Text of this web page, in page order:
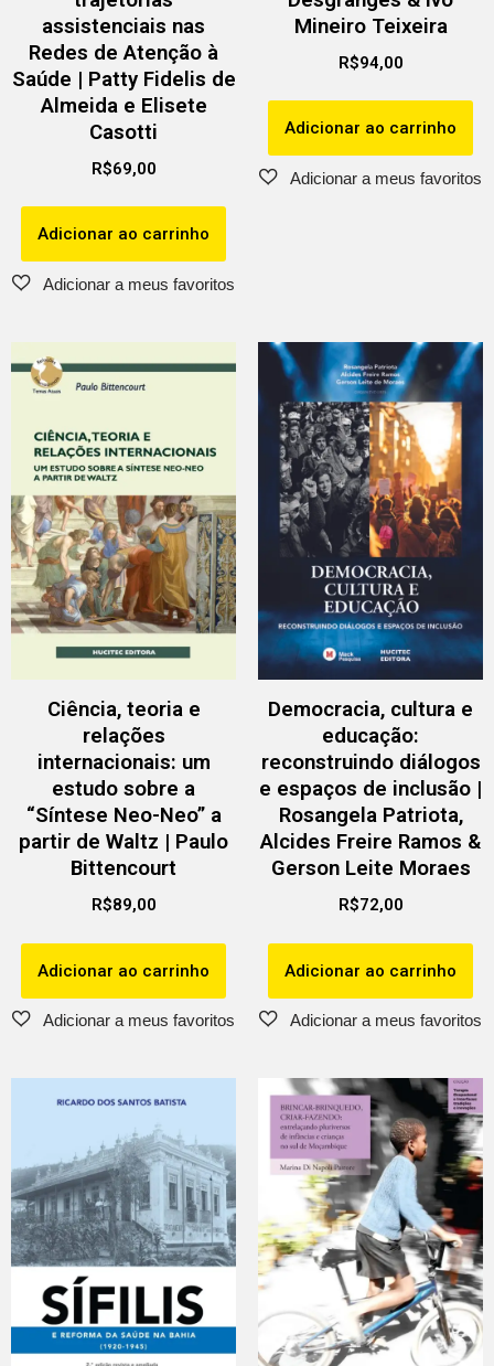
assistenciais nas
Redes de Atenção à
Saúde | Patty Fidelis de
Almeida e Elisete
Casotti
R$69,00
Adicionar ao carrinho
Mineiro Teixeira
R$94,00
Adicionar ao carrinho
Ciência, teoria e
relações
internacionais: um
estudo sobre a
“Síntese Neo-Neo” a
partir de Waltz | Paulo
Bittencourt
R$89,00
Adicionar ao carrinho
Democracia, cultura e
educação:
reconstruindo diálogos
e espaços de inclusão |
Rosangela Patriota,
Alcides Freire Ramos &
Gerson Leite Moraes
R$72,00
Adicionar ao carrinho